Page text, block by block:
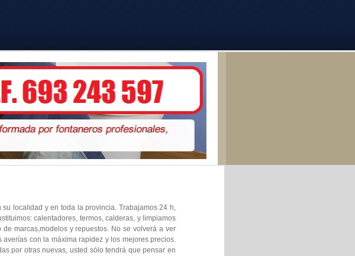
localidad y en toda la provincia. Trabajamos 24 h,
calentadores, termos, calderas, y limpiamos
marcas,modelos y repuestos. No se volverá a ver
con la máxima rapidez y los mejores precios.
por otras nuevas, usted sólo tendrá que pensar en